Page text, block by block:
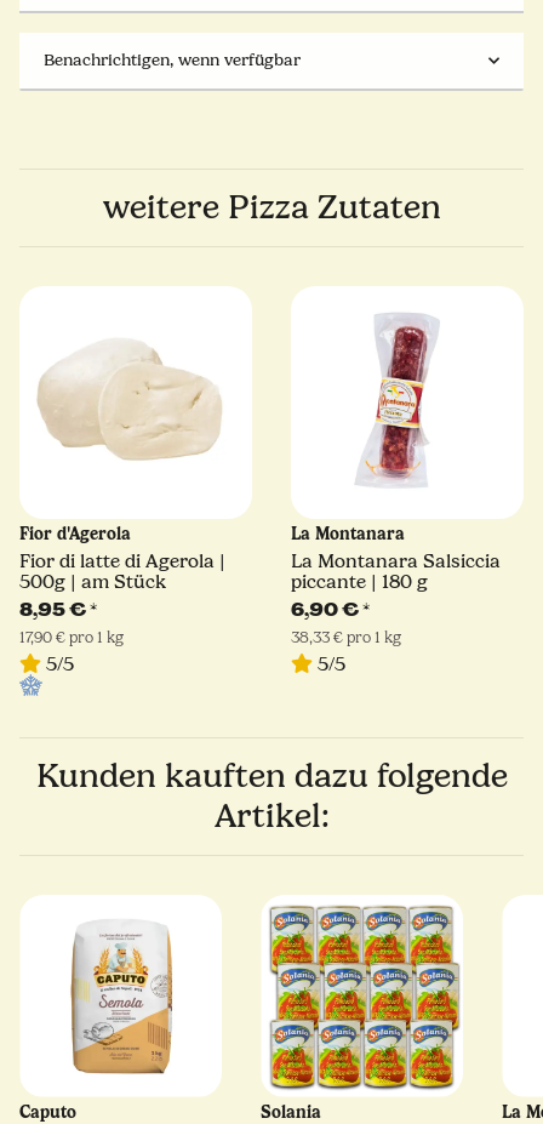
Benachrichtigen, wenn verfügbar
weitere Pizza Zutaten
Fior d'Agerola
Fior di latte di Agerola |
500g | am Stück
8,95 €*
17,90 € pro 1 kg
5/5
La Montanara
La Montanara Salsiccia
piccante | 180 g
6,90 €*
38,33 € pro 1 kg
5/5
Kunden kauften dazu folgende
Artikel:
Caputo Solania La